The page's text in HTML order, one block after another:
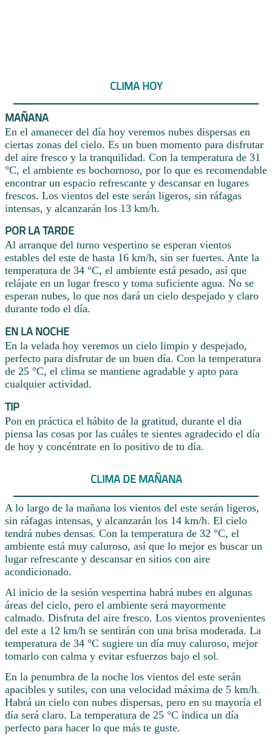
CLIMA HOY
MAÑANA
En el amanecer del día hoy veremos nubes dispersas en
ciertas zonas del cielo. Es un buen momento para disfrutar
del aire fresco y la tranquilidad. Con la temperatura de 31
°C, el ambiente es bochornoso, por lo que es recomendable
encontrar un espacio refrescante y descansar en lugares
frescos. Los vientos del este serán ligeros, sin ráfagas
intensas, y alcanzarán los 13 km/h.
POR LA TARDE
Al arranque del turno vespertino se esperan vientos
estables del este de hasta 16 km/h, sin ser fuertes. Ante la
temperatura de 34 °C, el ambiente está pesado, así que
relájate en un lugar fresco y toma suficiente agua. No se
esperan nubes, lo que nos dará un cielo despejado y claro
durante todo el día.
EN LA NOCHE
En la velada hoy veremos un cielo limpio y despejado,
perfecto para disfrutar de un buen día. Con la temperatura
de 25 °C, el clima se mantiene agradable y apto para
cualquier actividad.
TIP
Pon en práctica el hábito de la gratitud, durante el día
piensa las cosas por las cuáles te sientes agradecido el día
de hoy y concéntrate en lo positivo de tu día.
CLIMA DE MAÑANA
A lo largo de la mañana los vientos del este serán ligeros,
sin ráfagas intensas, y alcanzarán los 14 km/h. El cielo
tendrá nubes densas. Con la temperatura de 32 °C, el
ambiente está muy caluroso, así que lo mejor es buscar un
lugar refrescante y descansar en sitios con aire
acondicionado.
Al inicio de la sesión vespertina habrá nubes en algunas
áreas del cielo, pero el ambiente será mayormente
calmado. Disfruta del aire fresco. Los vientos provenientes
del este a 12 km/h se sentirán con una brisa moderada. La
temperatura de 34 °C sugiere un día muy caluroso, mejor
tomarlo con calma y evitar esfuerzos bajo el sol.
En la penumbra de la noche los vientos del este serán
apacibles y sutiles, con una velocidad máxima de 5 km/h.
Habrá un cielo con nubes dispersas, pero en su mayoría el
día será claro. La temperatura de 25 °C indica un día
perfecto para hacer lo que más te guste.